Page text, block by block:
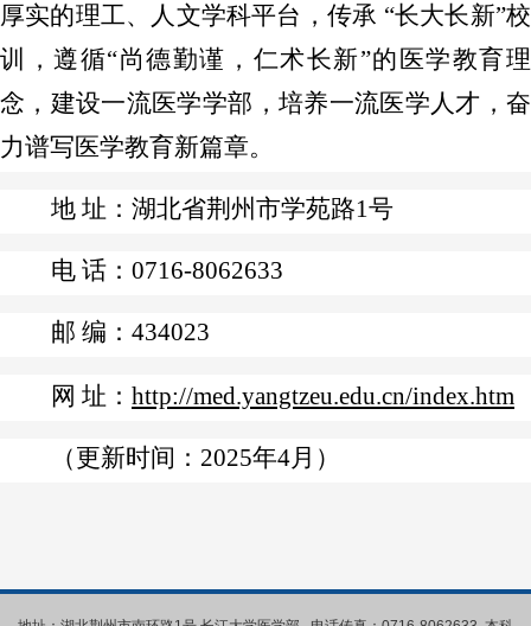
厚实的理工、人文学科平台，传承 “长大长新”校
训，遵循“尚德勤谨，仁术长新”的医学教育理
念，建设一流医学学部，培养一流医学人才，奋
力谱写医学教育新篇章。
地 址：湖北省荆州市学苑路1号
电 话：0716-8062633
邮 编：434023
网 址： http://med.yangtzeu.edu.cn/index.htm
（更新时间：2025年4月）